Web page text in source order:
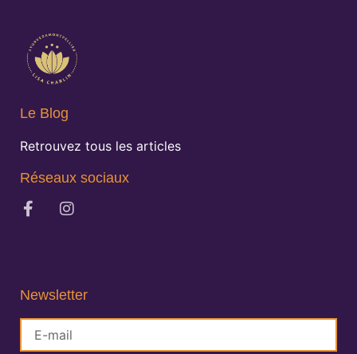
Le Blog
Retrouvez tous les articles
Réseaux sociaux
Newsletter